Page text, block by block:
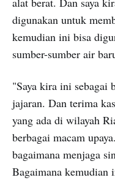
digunakan untuk
kemudian ini bisa
sumber-sumber air
"Saya kira ini sebagai
jajaran. Dan terima
yang ada di wilayah
berbagai macam
bagaimana menjaga
Bagaimana kemudian